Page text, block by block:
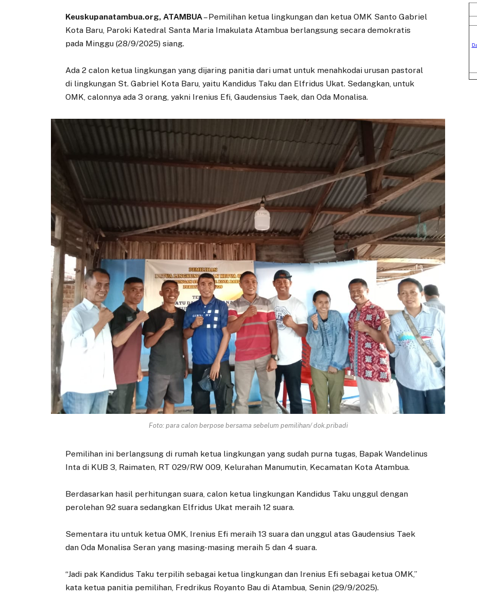
Keuskupanatambua.org, ATAMBUA– Pemilihan ketua lingkungan dan ketua OMK Santo Gabriel
Kota Baru, Paroki Katedral Santa Maria Imakulata Atambua berlangsung secara demokratis
pada Minggu (28/9/2025) siang.
Ada 2 calon ketua lingkungan yang dijaring panitia dari umat untuk menahkodai urusan pastoral
di lingkungan St. Gabriel Kota Baru, yaitu Kandidus Taku dan Elfridus Ukat. Sedangkan, untuk
OMK, calonnya ada 3 orang, yakni Irenius Efi, Gaudensius Taek, dan Oda Monalisa.
Foto: para calon berpose bersama sebelum pemilihan/ dok.pribadi
Pemilihan ini berlangsung di rumah ketua lingkungan yang sudah purna tugas, Bapak Wandelinus
Inta di KUB 3, Raimaten, RT 029/RW 009, Kelurahan Manumutin, Kecamatan Kota Atambua.
Berdasarkan hasil perhitungan suara, calon ketua lingkungan Kandidus Taku unggul dengan
perolehan 92 suara sedangkan Elfridus Ukat meraih 12 suara.
Sementara itu untuk ketua OMK, Irenius Efi meraih 13 suara dan unggul atas Gaudensius Taek
dan Oda Monalisa Seran yang masing-masing meraih 5 dan 4 suara.
“Jadi pak Kandidus Taku terpilih sebagai ketua lingkungan dan Irenius Efi sebagai ketua OMK,”
kata ketua panitia pemilihan, Fredrikus Royanto Bau di Atambua, Senin (29/9/2025).